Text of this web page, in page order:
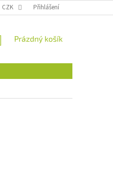
CZK Přihlášení
NÁKUPNÍ
Prázdný košík